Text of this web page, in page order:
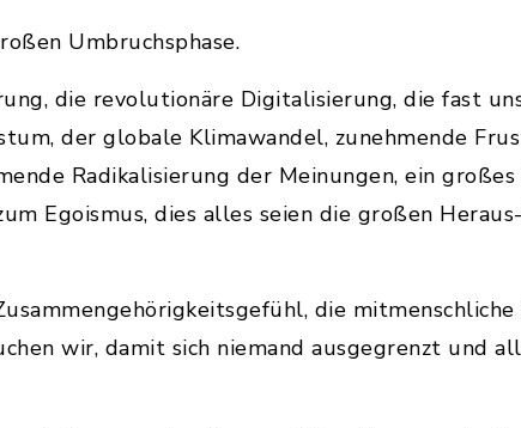
Umbruchsphase.
die revolutionäre Digitalisierung, die fast
der globale Klimawandel, zunehmende
Radikalisierung der Meinungen, ein
Egoismus, dies alles seien die großen
die
wir, damit sich niemand ausgegrenzt und